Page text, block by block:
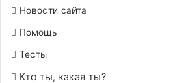
Новости сайта
Помощь
Тесты
Кто ты, какая ты?